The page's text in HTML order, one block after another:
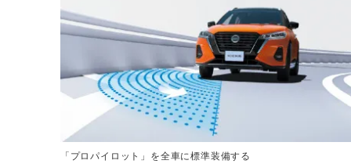
「プロパイロット」を全車に標準装備する